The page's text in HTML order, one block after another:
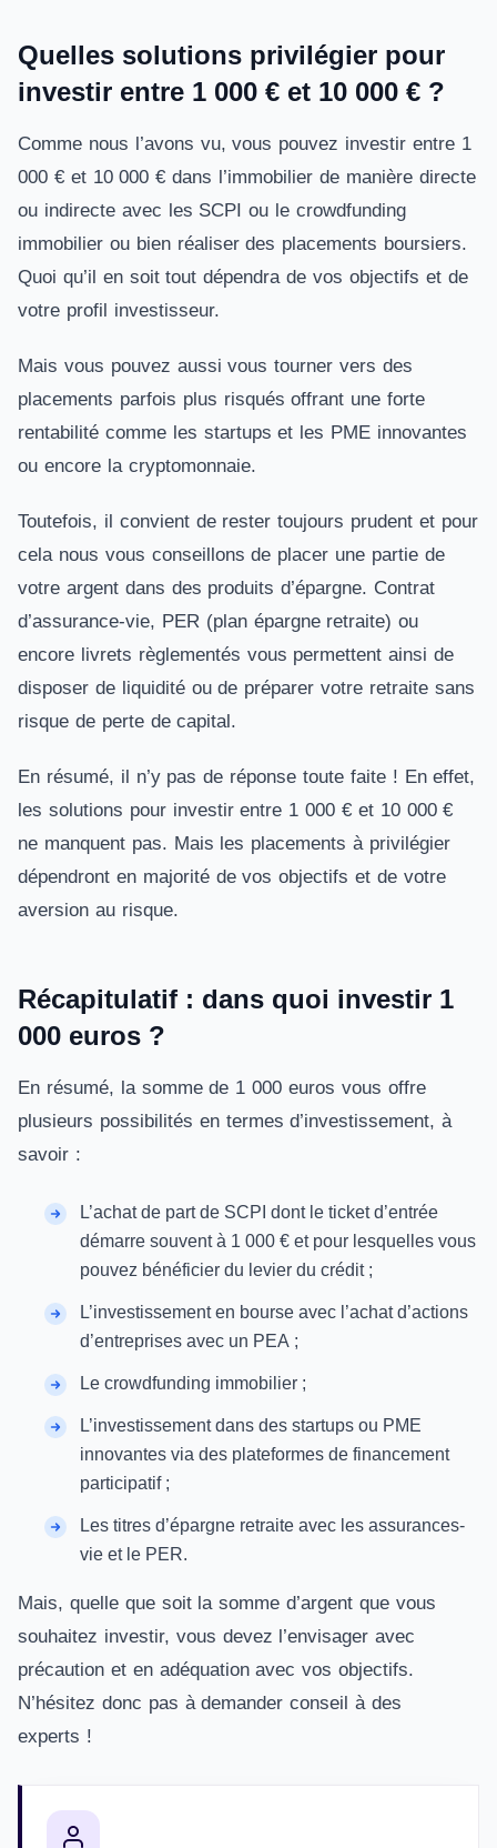
Quelles solutions privilégier pour
investir entre 1 000 € et 10 000 € ?
Comme nous l’avons vu, vous pouvez investir entre 1
000 € et 10 000 € dans l’immobilier de manière directe
ou indirecte avec les SCPI ou le crowdfunding
immobilier ou bien réaliser des placements boursiers.
Quoi qu’il en soit tout dépendra de vos objectifs et de
votre profil investisseur.
Mais vous pouvez aussi vous tourner vers des
placements parfois plus risqués offrant une forte
rentabilité comme les startups et les PME innovantes
ou encore la cryptomonnaie.
Toutefois, il convient de rester toujours prudent et pour
cela nous vous conseillons de placer une partie de
votre argent dans des produits d’épargne. Contrat
d’assurance-vie, PER (plan épargne retraite) ou
encore livrets règlementés vous permettent ainsi de
disposer de liquidité ou de préparer votre retraite sans
risque de perte de capital.
En résumé, il n’y pas de réponse toute faite ! En effet,
les solutions pour investir entre 1 000 € et 10 000 €
ne manquent pas. Mais les placements à privilégier
dépendront en majorité de vos objectifs et de votre
aversion au risque.
Récapitulatif : dans quoi investir 1
000 euros ?
En résumé, la somme de 1 000 euros vous offre
plusieurs possibilités en termes d’investissement, à
savoir :
L’achat de part de SCPI dont le ticket d’entrée
démarre souvent à 1 000 € et pour lesquelles vous
pouvez bénéficier du levier du crédit ;
L’investissement en bourse avec l’achat d’actions
d’entreprises avec un PEA ;
Le crowdfunding immobilier ;
L’investissement dans des startups ou PME
innovantes via des plateformes de financement
participatif ;
Les titres d’épargne retraite avec les assurances-
vie et le PER.
Mais, quelle que soit la somme d’argent que vous
souhaitez investir, vous devez l’envisager avec
précaution et en adéquation avec vos objectifs.
N’hésitez donc pas à demander conseil à des
experts !